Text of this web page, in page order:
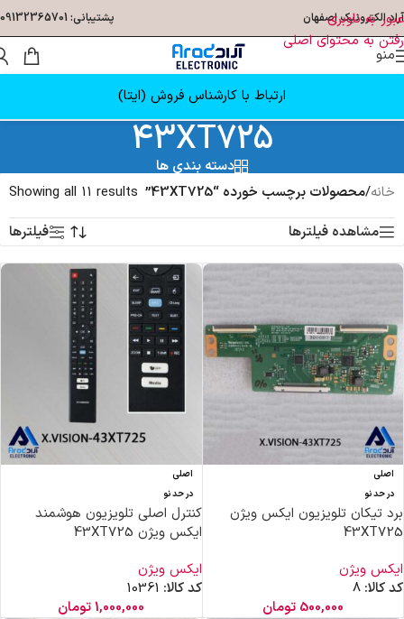
عبور به ناوبری
رفتن به محتوای اصلی
آراد الکترونیک اصفهان پشتیبانی: 09132365701
منو
ارتباط با کارشناس فروش (ایتا)
43XT725
دسته بندی ها
خانه/محصولات برچسب خورده “43XT725”
Showing all 11 results
مشاهده فیلترها
فیلترها
اصلی
در حد نو
برد تیکان تلویزیون ایکس ویژن
43XT725
ایکس ویژن
کد کالا: 8
500,000 تومان
اصلی
در حد نو
کنترل اصلی تلویزیون هوشمند
ایکس ویژن 43XT725
ایکس ویژن
کد کالا: 10361
1,000,000تومان